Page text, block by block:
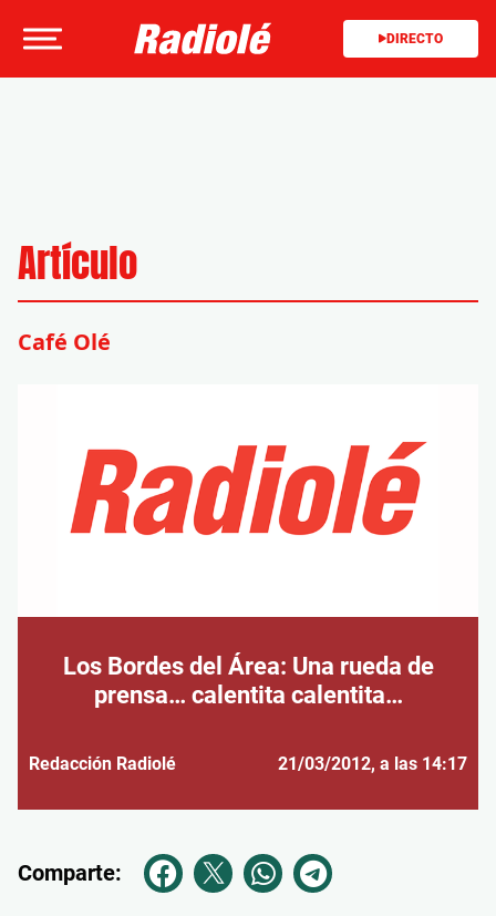
DIRECTO
Artículo
Café Olé
Los Bordes del Área: Una rueda de
prensa… calentita calentita…
Redacción Radiolé 21/03/2012, a las 14:17
Comparte: